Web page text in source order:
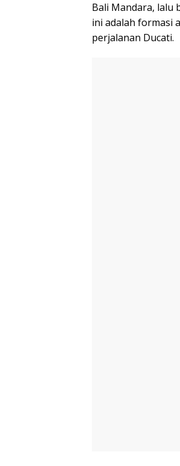
Bali Mandara, lalu
ini adalah formasi
perjalanan Ducati.